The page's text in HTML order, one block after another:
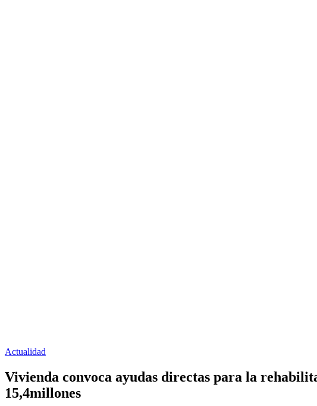
Actualidad
Vivienda convoca ayudas directas para la
15,4millones